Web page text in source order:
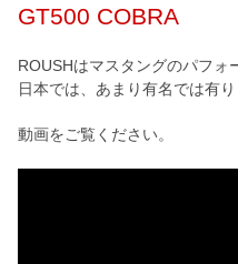
GT500 COBRA
ROUSHはマスタングのパフォ
日本では、あまり有名では有
動画をご覧ください。